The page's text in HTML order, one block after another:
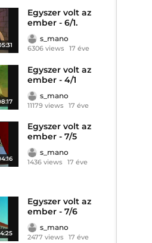
Egyszer volt az
ember - 6/1.
s_mano
6306 views 17 éve
Egyszer volt az
ember - 4/1
s_mano
11179 views 17 éve
Egyszer volt az
ember - 7/5
s_mano
1436 views 17 éve
Egyszer volt az
ember - 7/6
s_mano
2477 views 17 éve